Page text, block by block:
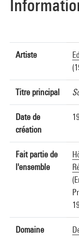
Artiste
Titre principal
Date de
création
Fait partie de
l'ensemble
Domaine